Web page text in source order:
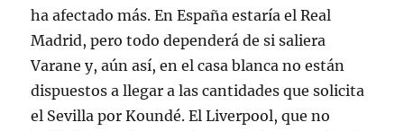
ha afectado más. En España estaría el Real
Madrid, pero todo dependerá de si saliera
Varane y, aún así, en el casa blanca no están
dispuestos a llegar a las cantidades que solicita
el Sevilla por Koundé. El Liverpool, que no